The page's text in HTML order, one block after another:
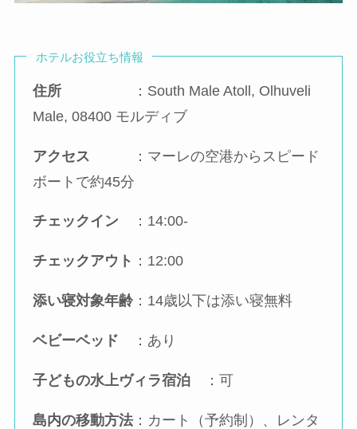
ホテルお役立ち情報
住所 ：South Male Atoll, Olhuveli
Male, 08400 モルディブ
アクセス
：マーレの空港からスピード
ボートで約45分
チェックイン ：14:00-
チェックアウト ：12:00
添い寝対象年齢 ：14歳以下は添い寝無料
ベビーベッド ：あり
子どもの水上ヴィラ宿泊 ：可
島内の移動方法：カート（予約制）、レンタ